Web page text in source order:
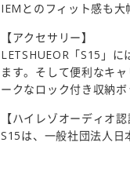
IEMとのフィット感も大
【アクセサリー】
LETSHUEOR「S15」
ます。そして便利なキ
ークなロック付き収納
【ハイレゾオーディオ認
S15は、一般社団法人日